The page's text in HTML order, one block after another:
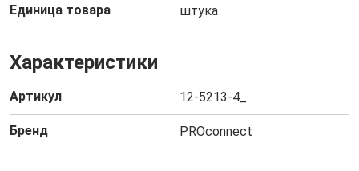
Единица товара штука
Характеристики
Артикул 12-5213-4_
Бренд PROconnect